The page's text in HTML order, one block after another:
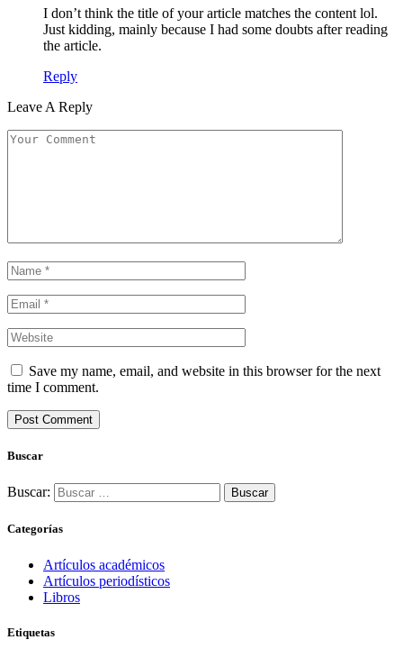
I don’t think the title of your article matches the content lol.
Just kidding, mainly because I had some doubts after reading
the article.
Reply
Leave A Reply
Save my name, email, and website in this browser for the next
time I comment.
Buscar
Buscar:
Categorías
Artículos académicos
Artículos periodísticos
Libros
Etiquetas